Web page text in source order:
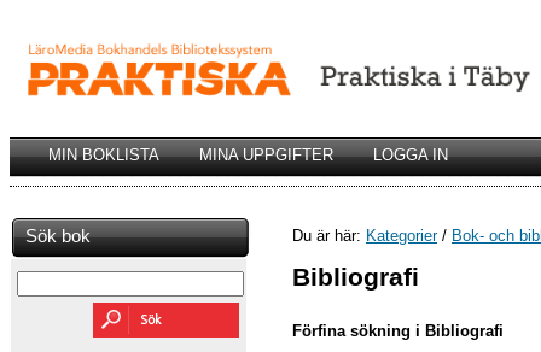
MIN BOKLISTA MINA UPPGIFTER LOGGA IN
Sök bok Du är här: Kategorier/ Bok- och
Bibliografi
Förfina sökning i Bibliografi